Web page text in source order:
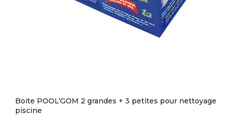
Boite POOL’GOM 2 grandes + 3 petites pour nettoyage
piscine